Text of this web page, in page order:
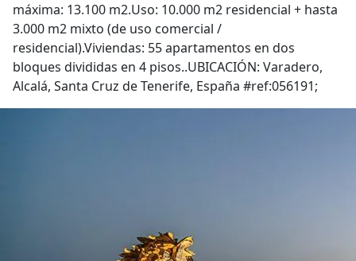
máxima: 13.100 m2.Uso: 10.000 m2 residencial + hasta
3.000 m2 mixto (de uso comercial /
residencial).Viviendas: 55 apartamentos en dos
bloques divididas en 4 pisos..UBICACIÓN: Varadero,
Alcalá, Santa Cruz de Tenerife, España #ref:056191;